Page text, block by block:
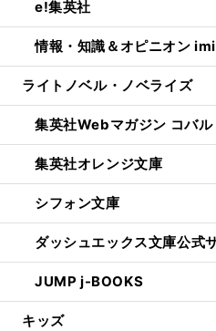
e!集英社
情報・知識＆オピニオン
ライトノベル・ノベライズ
集英社Webマガジン コバル
集英社オレンジ文庫
シフォン文庫
ダッシュエックス文庫公式
JUMP j-BOOKS
キッズ